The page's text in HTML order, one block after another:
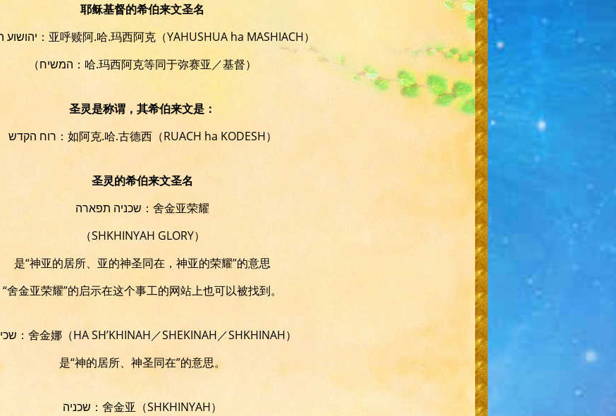
耶稣基督的希伯来文圣名
יהושוע המשיח：亚呼赎阿.哈.玛西阿克（YAHUSHUA ha MASHIACH）
（המשיח：哈.玛西阿克等同于弥赛亚／基督）
圣灵是称谓，其希伯来文是：
רוח הקדש：如阿克.哈.古德西（RUACH ha KODESH）
圣灵的希伯来文圣名
שכניה תפארה：舍金亚荣耀
（SHKHINYAH GLORY）
是“神亚的居所、亚的神圣同在，神亚的荣耀”的意思
“舍金亚荣耀”的启示在这个事工的网站上也可以被找到。
שכינה：舍金娜（HA SH’KHINAH／SHEKINAH／SHKHINAH）
是“神的居所、神圣同在”的意思。
שכניה：舍金亚（SHKHINYAH）